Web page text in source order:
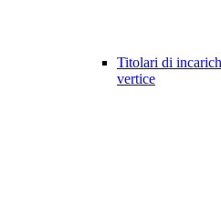
Titolari di
vertice